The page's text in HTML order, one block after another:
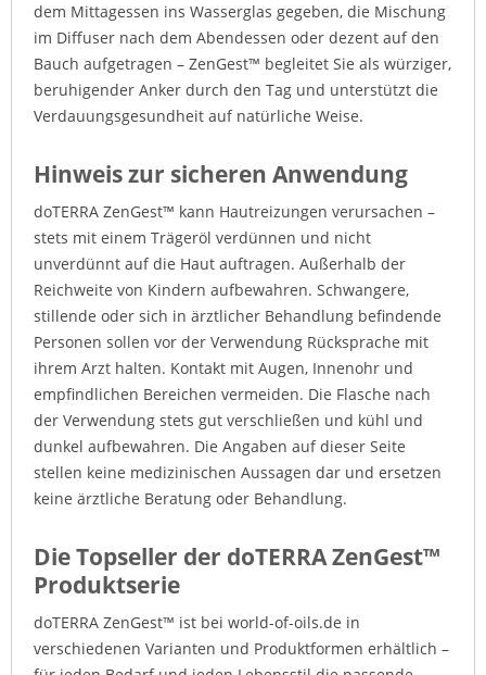
dem Mittagessen ins Wasserglas gegeben, die Mischung
im Diffuser nach dem Abendessen oder dezent auf den
Bauch aufgetragen – ZenGest™ begleitet Sie als würziger,
beruhigender Anker durch den Tag und unterstützt die
Verdauungsgesundheit auf natürliche Weise.
Hinweis zur sicheren Anwendung
doTERRA ZenGest™ kann Hautreizungen verursachen –
stets mit einem Trägeröl verdünnen und nicht
unverdünnt auf die Haut auftragen. Außerhalb der
Reichweite von Kindern aufbewahren. Schwangere,
stillende oder sich in ärztlicher Behandlung befindende
Personen sollen vor der Verwendung Rücksprache mit
ihrem Arzt halten. Kontakt mit Augen, Innenohr und
empfindlichen Bereichen vermeiden. Die Flasche nach
der Verwendung stets gut verschließen und kühl und
dunkel aufbewahren. Die Angaben auf dieser Seite
stellen keine medizinischen Aussagen dar und ersetzen
keine ärztliche Beratung oder Behandlung.
Die Topseller der doTERRA ZenGest™
Produktserie
doTERRA ZenGest™ ist bei world-of-oils.de in
verschiedenen Varianten und Produktformen erhältlich –